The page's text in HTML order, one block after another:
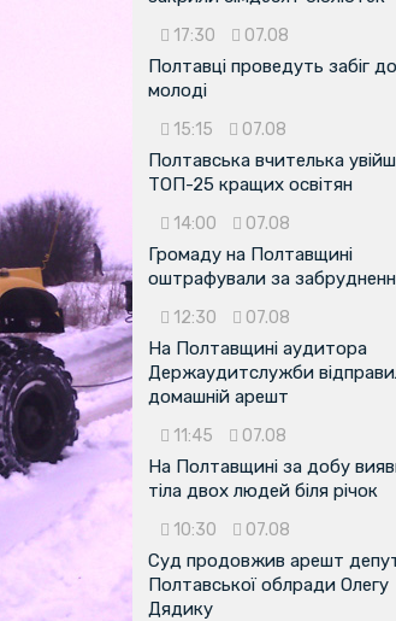
17:30 07.08
Полтавці проведуть забіг
молоді
15:15 07.08
Полтавська вчителька
ТОП-25 кращих освітян
14:00 07.08
Громаду на Полтавщині
оштрафували за
12:30 07.08
На Полтавщині аудитора
Держаудитслужби
домашній арешт
11:45 07.08
На Полтавщині за добу
тіла двох людей біля річок
10:30 07.08
Суд продовжив арешт
Полтавської облради Олегу
Дядику